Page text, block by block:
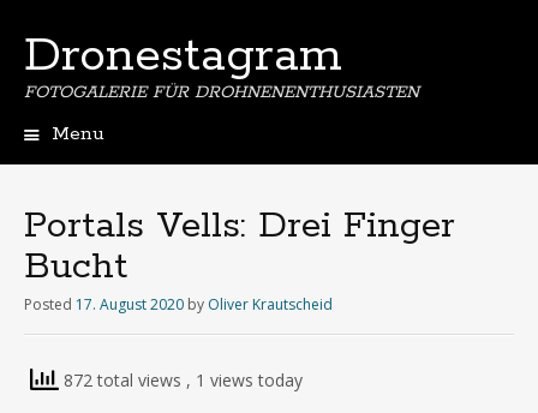
Dronestagram
FOTOGALERIE FÜR DROHNENENTHUSIASTEN
Menu
Portals Vells: Drei Finger
Bucht
Posted 17. August 2020 by Oliver Krautscheid
872 total views , 1 views today